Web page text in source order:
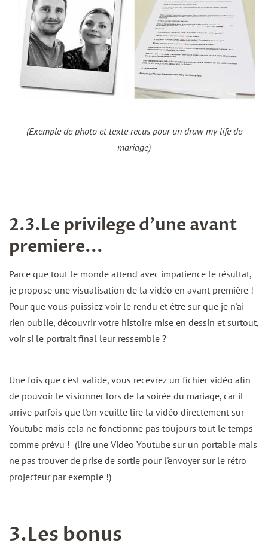
(Exemple de photo et texte recus pour un draw my life de
mariage)
2.3.Le privilege d'une avant
premiere...
Parce que tout le monde attend avec impatience le résultat,
je propose une visualisation de la vidéo en avant première !
Pour que vous puissiez voir le rendu et être sur que je n'ai
rien oublie, découvrir votre histoire mise en dessin et surtout,
voir si le portrait final leur ressemble ?
Une fois que c'est validé, vous recevrez un fichier vidéo afin
de pouvoir le visionner lors de la soirée du mariage, car il
arrive parfois que l'on veuille lire la vidéo directement sur
Youtube mais cela ne fonctionne pas toujours tout le temps
comme prévu ! (lire une Video Youtube sur un portable mais
ne pas trouver de prise de sortie pour l'envoyer sur le rétro
projecteur par exemple !)
3.Les bonus